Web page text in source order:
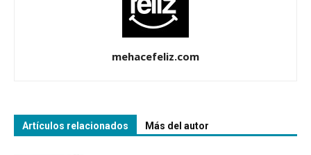
mehacefeliz.com
Artículos relacionados Más del autor